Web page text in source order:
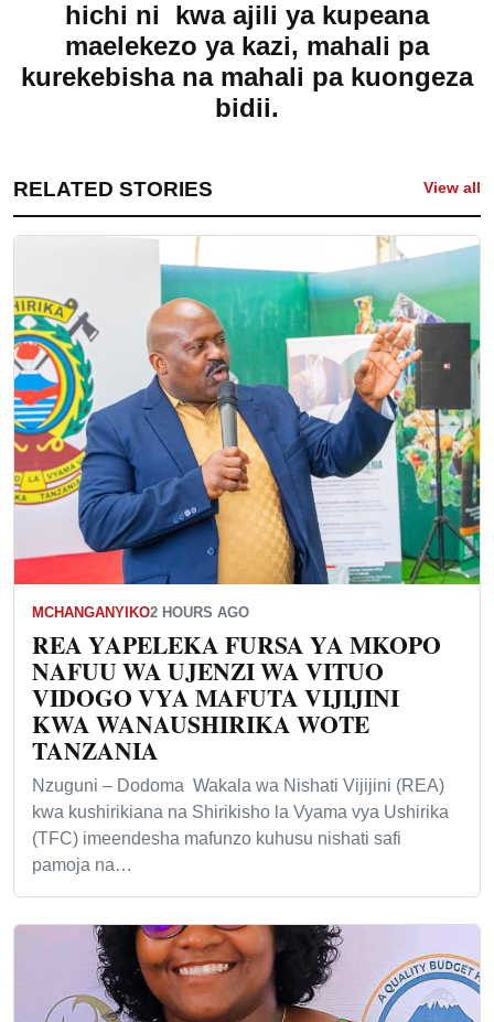
hichi ni kwa ajili ya kupeana
maelekezo ya kazi, mahali pa
kurekebisha na mahali pa kuongeza
bidii.
RELATED STORIES View all
MCHANGANYIKO2 HOURS AGO
REA YAPELEKA FURSA YA MKOPO
NAFUU WA UJENZI WA VITUO
VIDOGO VYA MAFUTA VIJIJINI
KWA WANAUSHIRIKA WOTE
TANZANIA
Nzuguni – Dodoma Wakala wa Nishati Vijijini (REA)
kwa kushirikiana na Shirikisho la Vyama vya Ushirika
(TFC) imeendesha mafunzo kuhusu nishati safi
pamoja na…